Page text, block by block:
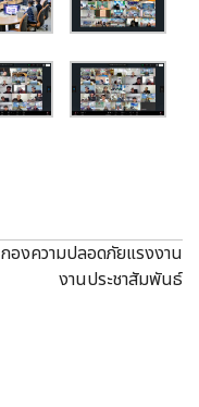
กองความปลอดภัยแรงงาน
งานประชาสัมพันธ์